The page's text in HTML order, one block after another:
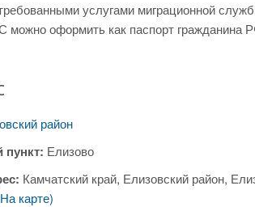
услугами миграционной
оформить как паспорт гражданина
район
Елизово
Камчатский край, Елизовский район,
карте)